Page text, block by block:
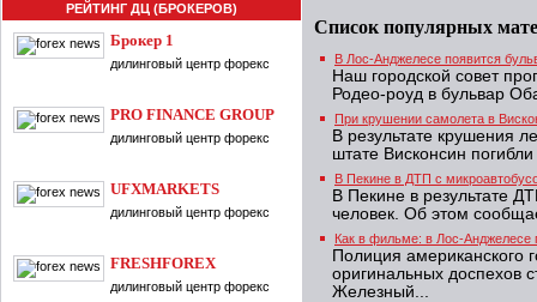
РЕЙТИНГ ДЦ (БРОКЕРОВ)
Брокер 1
дилинговый центр форекс
PRO FINANCE GROUP
дилинговый центр форекс
UFXMARKETS
дилинговый центр форекс
FRESHFOREX
дилинговый центр форекс
Список популярных
В Лос-Анджелесе появится
Наш городской совет
Родео-роуд в бульвар
При крушении самолета в
В результате крушения
штате Висконсин
В Пекине в ДТП с
В Пекине в результате
человек. Об этом
Как в фильме: в Лос-Анджелесе
Полиция американского
оригинальных доспехов
Железный...